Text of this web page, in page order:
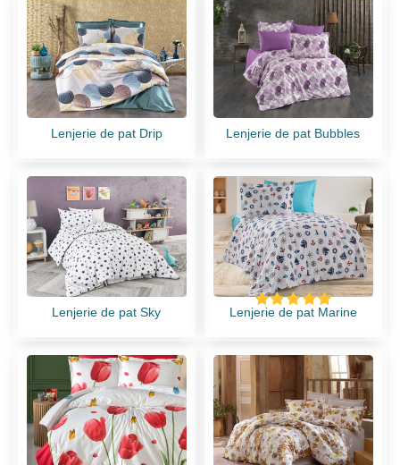
Lenjerie de pat Drip Lenjerie de pat Bubbles
Lenjerie de pat Sky Lenjerie de pat Marine